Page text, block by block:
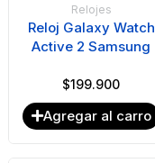
Relojes
Reloj Galaxy Watch
Active 2 Samsung
$199.900
Agregar al carro